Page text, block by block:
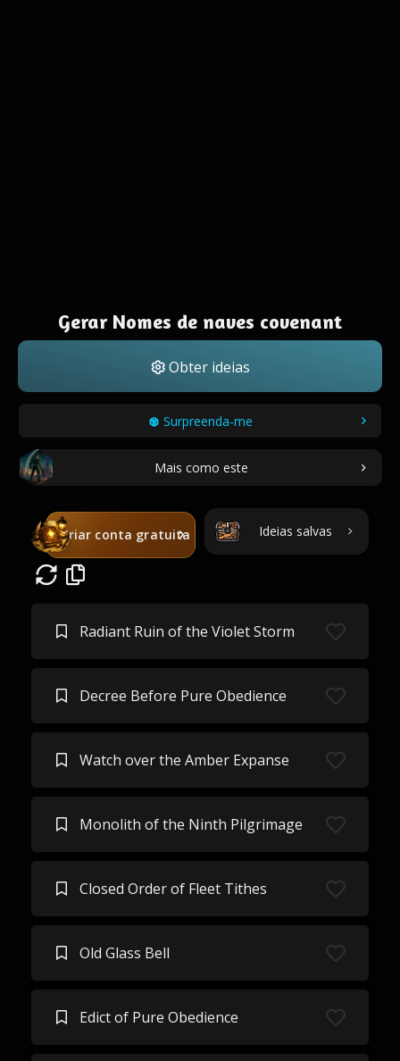
Gerar Nomes de naves covenant
Obter ideias
Surpreenda-me
Mais como este
Criar conta gratuita Ideias salvas
Radiant Ruin of the Violet Storm
Decree Before Pure Obedience
Watch over the Amber Expanse
Monolith of the Ninth Pilgrimage
Closed Order of Fleet Tithes
Old Glass Bell
Edict of Pure Obedience